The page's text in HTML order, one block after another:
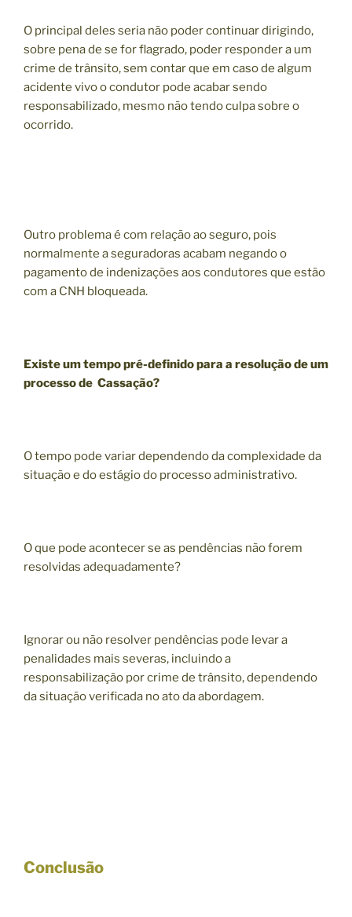
O principal deles seria não poder continuar dirigindo,
sobre pena de se for flagrado, poder responder a um
crime de trânsito, sem contar que em caso de algum
acidente vivo o condutor pode acabar sendo
responsabilizado, mesmo não tendo culpa sobre o
ocorrido.
Outro problema é com relação ao seguro, pois
normalmente a seguradoras acabam negando o
pagamento de indenizações aos condutores que estão
com a CNH bloqueada.
Existe um tempo pré-definido para a resolução de um
processo de Cassação?
O tempo pode variar dependendo da complexidade da
situação e do estágio do processo administrativo.
O que pode acontecer se as pendências não forem
resolvidas adequadamente?
Ignorar ou não resolver pendências pode levar a
penalidades mais severas, incluindo a
responsabilização por crime de trânsito, dependendo
da situação verificada no ato da abordagem.
Conclusão